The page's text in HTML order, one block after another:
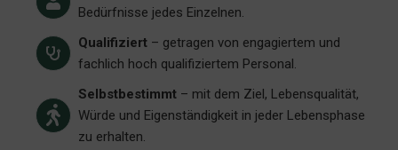
Bedürfnisse jedes Einzelnen.
Qualifiziert – getragen von engagiertem und
fachlich hoch qualifiziertem Personal.
Selbstbestimmt – mit dem Ziel, Lebensqualität,
Würde und Eigenständigkeit in jeder Lebensphase
zu erhalten.